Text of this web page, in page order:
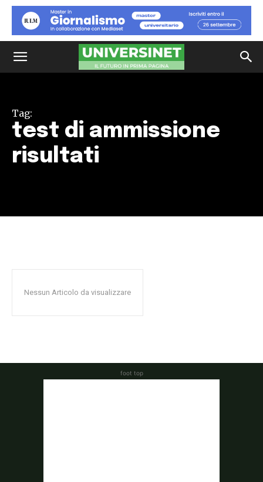
Tag:
test di ammissione
risultati
Nessun Articolo da visualizzare
foot top